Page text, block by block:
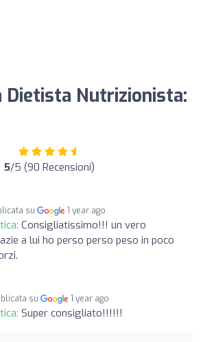
Dietista Nutrizionista:
5/5 (90 Recensioni)
su 1 year ago
Consigliatissimo!!! un vero
a lui ho perso perso peso in poco
su 1 year ago
Super consigliato!!!!!!